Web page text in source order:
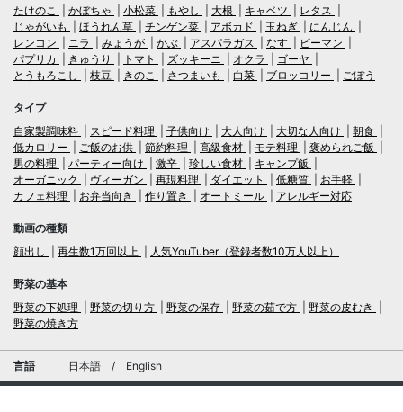
たけのこ
かぼちゃ 小松菜 もやし 大根 キャベツ
レタス
じゃがいも
ほうれん草 チンゲン菜 アボカド 玉ねぎ
にんじん
レンコン
ニラ みょうが かぶ アスパラガス なす
ピーマン
パプリカ
きゅうり トマト ズッキーニ オクラ
ゴーヤ
とうもろこし
枝豆 きのこ さつまいも 白菜 ブロッコリー ごぼう
タイプ
自家製調味料
スピード料理 子供向け 大人向け 大切な人向け
朝食
低カロリー
ご飯のお供 節約料理 高級食材 モテ料理
褒められご飯
男の料理
パーティー向け 激辛 珍しい食材
キャンプ飯
オーガニック
ヴィーガン 再現料理 ダイエット 低糖質
お手軽
カフェ料理
お弁当向き 作り置き オートミール アレルギー対応
動画の種類
顔出し
再生数1万回以上 人気YouTuber（登録者数10万人以上）
野菜の基本
野菜の下処理
野菜の切り方 野菜の保存 野菜の茹で方
野菜の皮むき
野菜の焼き方
言語 日本語 / English